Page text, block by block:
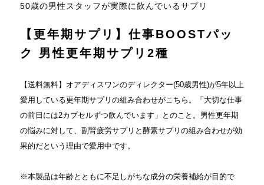
50歳の男性スタッフが実際に飲んでいるサプリ
【更年期サプリ】仕事BOOSTパッ
ク 男性更年期サプリ2種
【送料無料】オアディスワンのディレクター(50歳男性)が5年以上
愛用している更年期サプリの組み合わせがこちら。「大切な仕事
の前日には2カプセルずつ飲んでいます」とのこと。男性更年期
の悩みに対して、副腎疲労サプリと酵素サプリの組み合わせが効
果的だという理由で愛用中です。
※本製品は年齢とともに不足しがちな成分の栄養補給が目的で